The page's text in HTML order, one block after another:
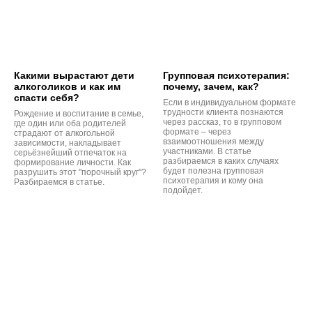
Какими вырастают дети
алкоголиков и как им
спасти себя?
Рождение и воспитание в семье,
где один или оба родителей
страдают от алкогольной
зависимости, накладывает
серьёзнейший отпечаток на
формирование личности. Как
разрушить этот "порочный круг"?
Разбираемся в статье.
Групповая психотерапия:
почему, зачем, как?
Если в индивидуальном формате
трудности клиента познаются
через рассказ, то в групповом
формате – через
взаимоотношения между
участниками. В статье
разбираемся в каких случаях
будет полезна групповая
психотерапия и кому она
подойдет.